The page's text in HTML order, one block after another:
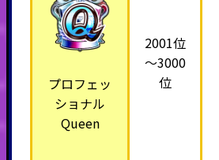
プロフェッ
ショナル
Queen
2001位
～3000
位